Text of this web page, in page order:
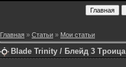
Главная » Статьи » Мои статьи
Blade Trinity / Блейд 3 Троица